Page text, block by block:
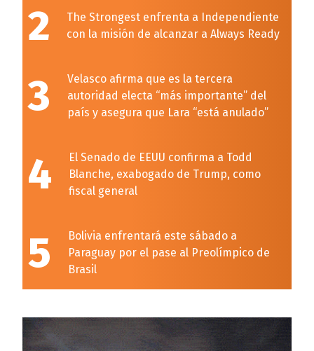
2
The Strongest enfrenta a Independiente
con la misión de alcanzar a Always Ready
3
Velasco afirma que es la tercera
autoridad electa “más importante” del
país y asegura que Lara “está anulado”
4
El Senado de EEUU confirma a Todd
Blanche, exabogado de Trump, como
fiscal general
5
Bolivia enfrentará este sábado a
Paraguay por el pase al Preolímpico de
Brasil